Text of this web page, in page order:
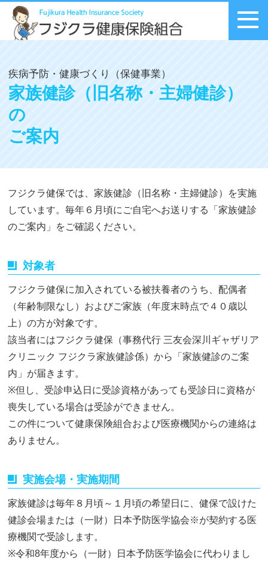
疾病予防・健康づくり（保健事業）
家族健診（旧名称・主婦健診）
の
ご案内
フジクラ健保では、家族健診（旧名称・主婦健診）を実施
しています。毎年６月頃にご自宅へお送りする「家族健診
のご案内」をご確認ください。
対象者
フジクラ健保に加入されている被扶養者のうち、配偶者
（年齢制限なし）およびご家族（年度末時点で４０歳以
上）の方が対象です。
該当者にはフジクラ健保（事務代行 三友会深川ギャザリア
クリニック フジクラ家族健診係）から「家族健診のご案
内」が届きます。
※但し、受診申込日に受診資格があっても受診日に資格が
喪失している場合は受診ができません。
この件について健康保険組合および医療機関からの連絡は
ありません。
実施会場・実施期間
家族健診は毎年８月頃～１月頃の希望日に、健保で設けた
健診会場または（一財）日本予防医学協会※が契約する医
療機関で受診します。
※令和8年度から（一財）日本予防医学協会に代わりまし